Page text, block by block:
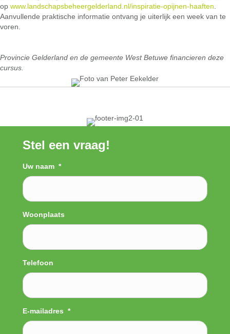
op www.landschapsbeheergelderland.nl/inspiratie-opijnen-haaften.
Aanvullende praktische informatie ontvang je uiterlijk een week van te
voren.
Provincie Gelderland en de gemeente West Betuwe financieren deze
cursus.
Stel een vraag!
Uw naam *
Woonplaats
Telefoon
E-mailadres *